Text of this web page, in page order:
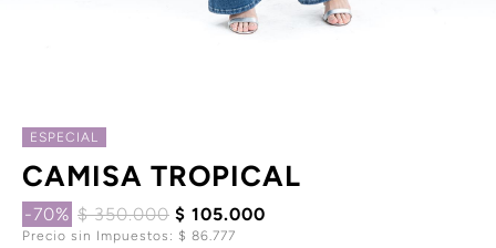
ESPECIAL
CAMISA TROPICAL
-70% $ 350.000 $ 105.000
Precio sin Impuestos: $ 86.777